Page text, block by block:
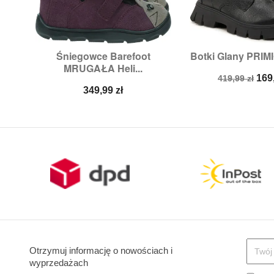
Śniegowce Barefoot
MRUGAŁA Heli...
Cena
349,99 zł
Szybki podgląd
Rozmiary:25
Botki Glany
Cena
419,99 zł
Szybki
Otrzymuj informację o nowościach i
wyprzedażach